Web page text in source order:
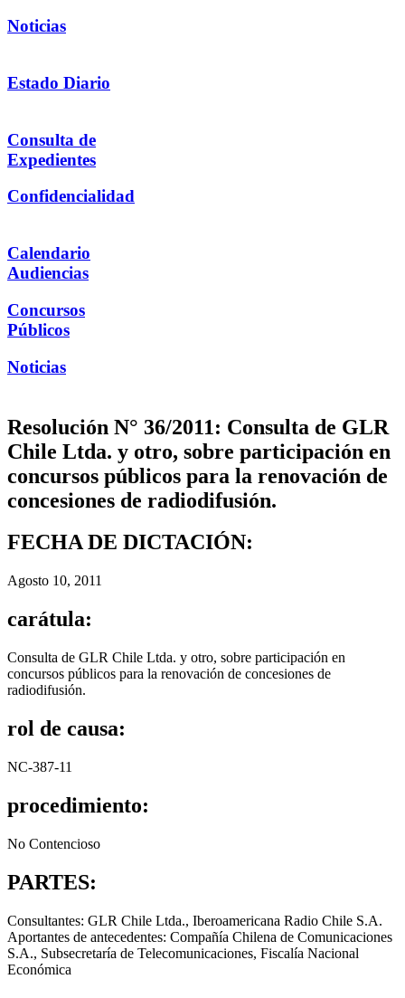
Noticias
Estado Diario
Consulta de
Expedientes
Confidencialidad
Calendario
Audiencias
Concursos
Públicos
Noticias
Resolución N° 36/2011: Consulta de GLR
Chile Ltda. y otro, sobre participación en
concursos públicos para la renovación de
concesiones de radiodifusión.
FECHA DE DICTACIÓN:
Agosto 10, 2011
carátula:
Consulta de GLR Chile Ltda. y otro, sobre participación en
concursos públicos para la renovación de concesiones de
radiodifusión.
rol de causa:
NC-387-11
procedimiento:
No Contencioso
PARTES:
Consultantes: GLR Chile Ltda., Iberoamericana Radio Chile S.A.
Aportantes de antecedentes: Compañía Chilena de Comunicaciones
S.A., Subsecretaría de Telecomunicaciones, Fiscalía Nacional
Económica